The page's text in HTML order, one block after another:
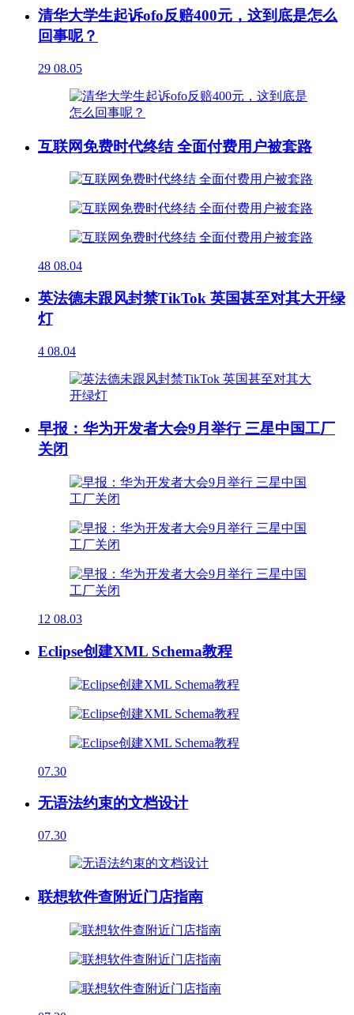
清华大学生起诉ofo反赔400元，这到底是怎么
回事呢？
29 08.05
互联网免费时代终结 全面付费用户被套路
48 08.04
英法德未跟风封禁TikTok 英国甚至对其大开绿
灯
4 08.04
早报：华为开发者大会9月举行 三星中国工厂
关闭
12 08.03
Eclipse创建XML Schema教程
07.30
无语法约束的文档设计
07.30
联想软件查附近门店指南